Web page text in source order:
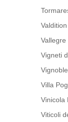
Valdition
Vallegre
Vigneti
Villa
Vinicola
Viticoli